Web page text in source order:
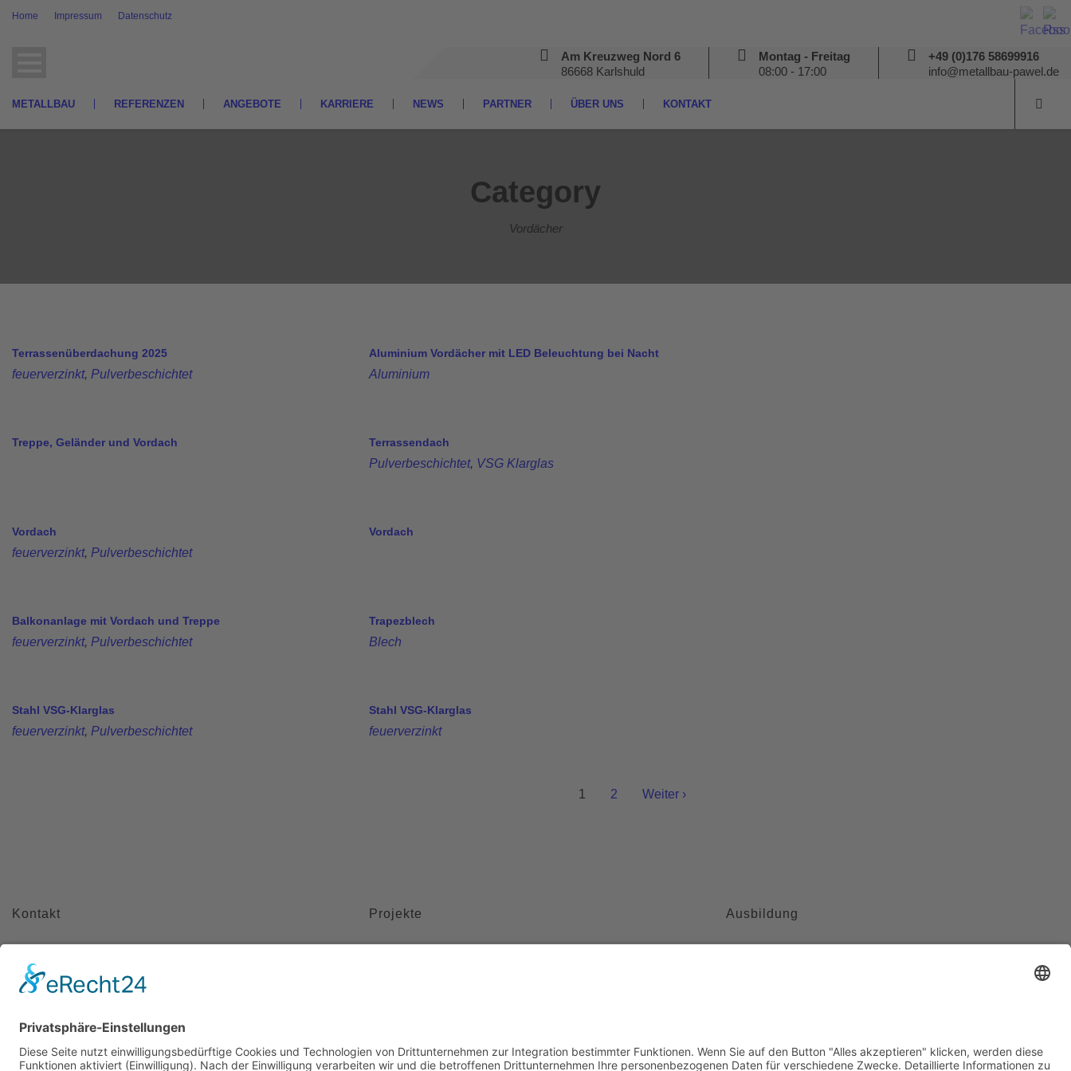
Home Impressum Datenschutz
Am Kreuzweg Nord 6
86668 Karlshuld
Montag - Freitag
08:00 - 17:00
+49 (0)176 58699916
info@metallbau-pawel.de
METALLBAU REFERENZEN ANGEBOTE KARRIERE NEWS PARTNER ÜBER UNS KONTAKT
Category
Vordächer
Terrassenüberdachung 2025
feuerverzinkt, Pulverbeschichtet
Aluminium Vordächer mit LED Beleuchtung bei Nacht
Aluminium
Treppe, Geländer und Vordach Terrassendach
Pulverbeschichtet, VSG Klarglas
Vordach
feuerverzinkt, Pulverbeschichtet
Vordach
Balkonanlage mit Vordach und Treppe
feuerverzinkt, Pulverbeschichtet
Trapezblech
Blech
Stahl VSG-Klarglas
feuerverzinkt, Pulverbeschichtet
Stahl VSG-Klarglas
feuerverzinkt
1 2 Weiter ›
Kontakt
Am Kreuzweg Nord 6
Telefon: +49 (0)176 58699916
E-Mail:info@metallbau-pawel.de
Projekte Ausbildung